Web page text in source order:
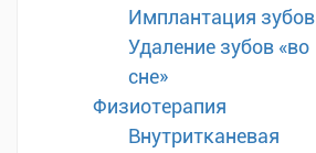
Имплантация зубов
Удаление зубов «во
сне»
Физиотерапия
Внутритканевая